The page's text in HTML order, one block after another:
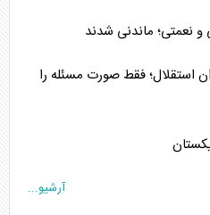
نعمتی؛ ماندنی شدند
استقلال؛ فقط صورت مسئله را
آرشیو...